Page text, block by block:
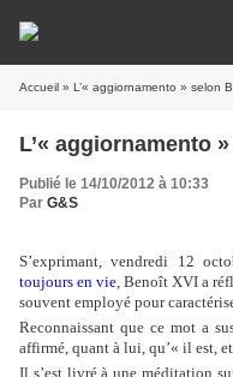
Accueil » L’« aggiornamento » selon
L’« aggiornamento
Publié le 14/10/2012 à 10:33
Par G&S
S’exprimant, vendredi 12
toujours en vie, Benoît XVI a
souvent employé pour
Reconnaissant que ce mot a
affirmé, quant à lui, qu’« il est,
Il s’est livré à une méditation